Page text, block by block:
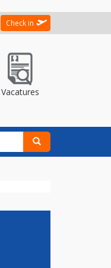
Check in
Vacatures